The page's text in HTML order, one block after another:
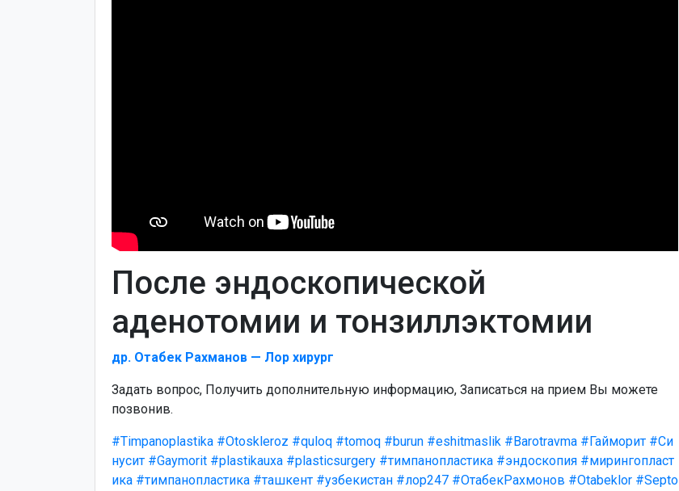
После эндоскопической
аденотомии и тонзиллэктомии
др. Отабек Рахманов — Лор хирург
Задать вопрос, Получить дополнительную информацию, Записаться на прием Вы можете
позвонив.
#Timpanoplastika #Otoskleroz #quloq #tomoq #burun #eshitmaslik #Barotravma #Гайморит #Си
нусит #Gaymorit #plastikauxa #plasticsurgery #тимпанопластика #эндоскопия #мирингопласт
ика #тимпанопластика #ташкент #узбекистан #лор247 #ОтабекРахмонов #Otabeklor #Septo